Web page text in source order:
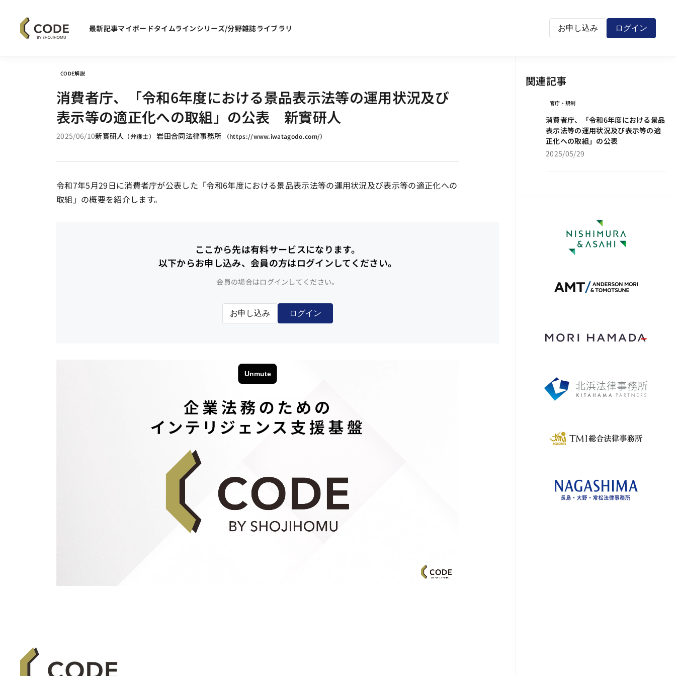
最新記事マイボードタイムラインシリーズ/分野雑誌ライブラリ お申し込み ログイン
CODE解説
消費者庁、「令和6年度における景品表示法等の運用状況及び
表示等の適正化への取組」の公表 新實研人
2025/06/10新實研人 （弁護士） 岩田合同法律事務所 （https://www.iwatagodo.com/）
令和7年5月29日に消費者庁が公表した「令和6年度における景品表示法等の運用状況及び表示等の適正化への
取組」の概要を紹介します。
ここから先は有料サービスになります。
以下からお申し込み、会員の方はログインしてください。
会員の場合はログインしてください。
お申し込み ログイン
関連記事
官庁・規制
消費者庁、「令和6年度における景品
表示法等の運用状況及び表示等の適
正化への取組」の公表
2025/05/29